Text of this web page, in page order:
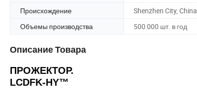
Происхождение
Shenzhen City, China
Объемы производства
500 000 шт. в год
Описание Товара
ПРОЖЕКТОР.
LCDFK-HY™